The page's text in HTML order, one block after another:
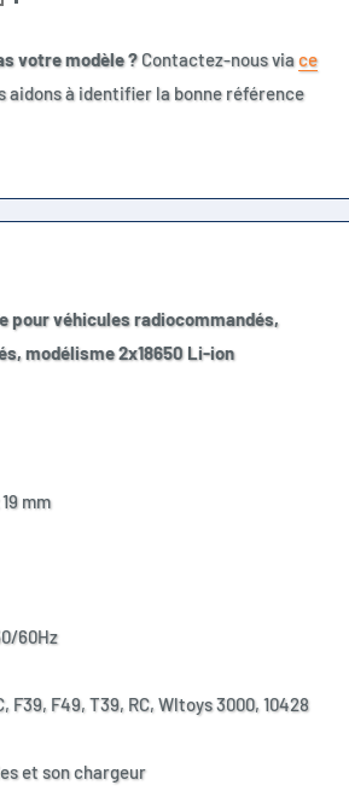
votre modèle ?Contactez-nous viace
aidons à identifier la bonne référence
pour véhicules radiocommandés,
modélisme 2x18650 Li-ion
mm
60Hz
F39, F49, T39, RC, Wltoys 3000, 10428
et son chargeur